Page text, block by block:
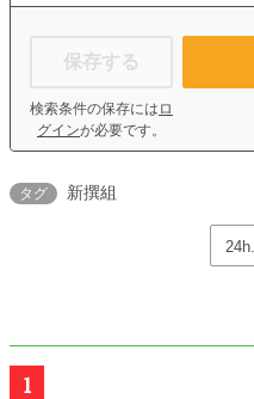
保存する
検索条件の保存には ロ
グインが必要です。
タグ 新撰組
1